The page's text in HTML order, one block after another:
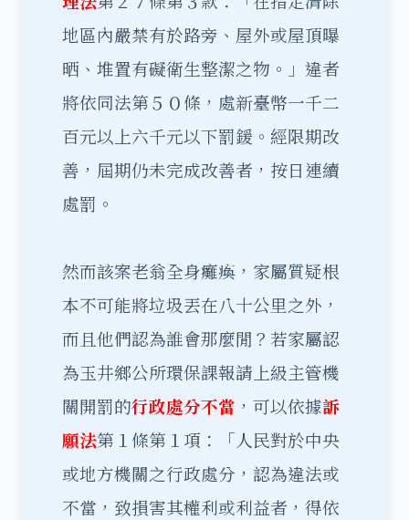
地區內嚴禁有於路旁、屋外或屋頂曝
晒、堆置有礙衛生整潔之物。」違者
將依同法第５０條，處新臺幣一千二
百元以上六千元以下罰鍰。經限期改
善，屆期仍未完成改善者，按日連續
處罰。
然而該案老翁全身癱瘓，家屬質疑根
本不可能將垃圾丟在八十公里之外，
而且他們認為誰會那麼閒？若家屬認
為玉井鄉公所環保課報請上級主管機
關開罰的行政處分不當 ，可以依據訴
願法第１條第１項：「人民對於中央
或地方機關之行政處分，認為違法或
不當，致損害其權利或利益者，得依